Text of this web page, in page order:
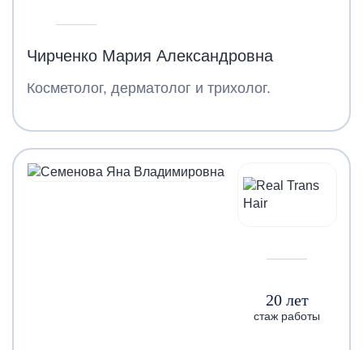
Чирченко Мария Александровна
Косметолог, дерматолог и трихолог.
20 лет
стаж работы